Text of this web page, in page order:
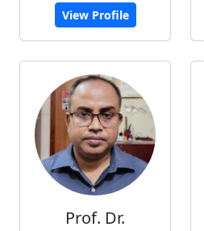
View Profile
Prof. Dr.